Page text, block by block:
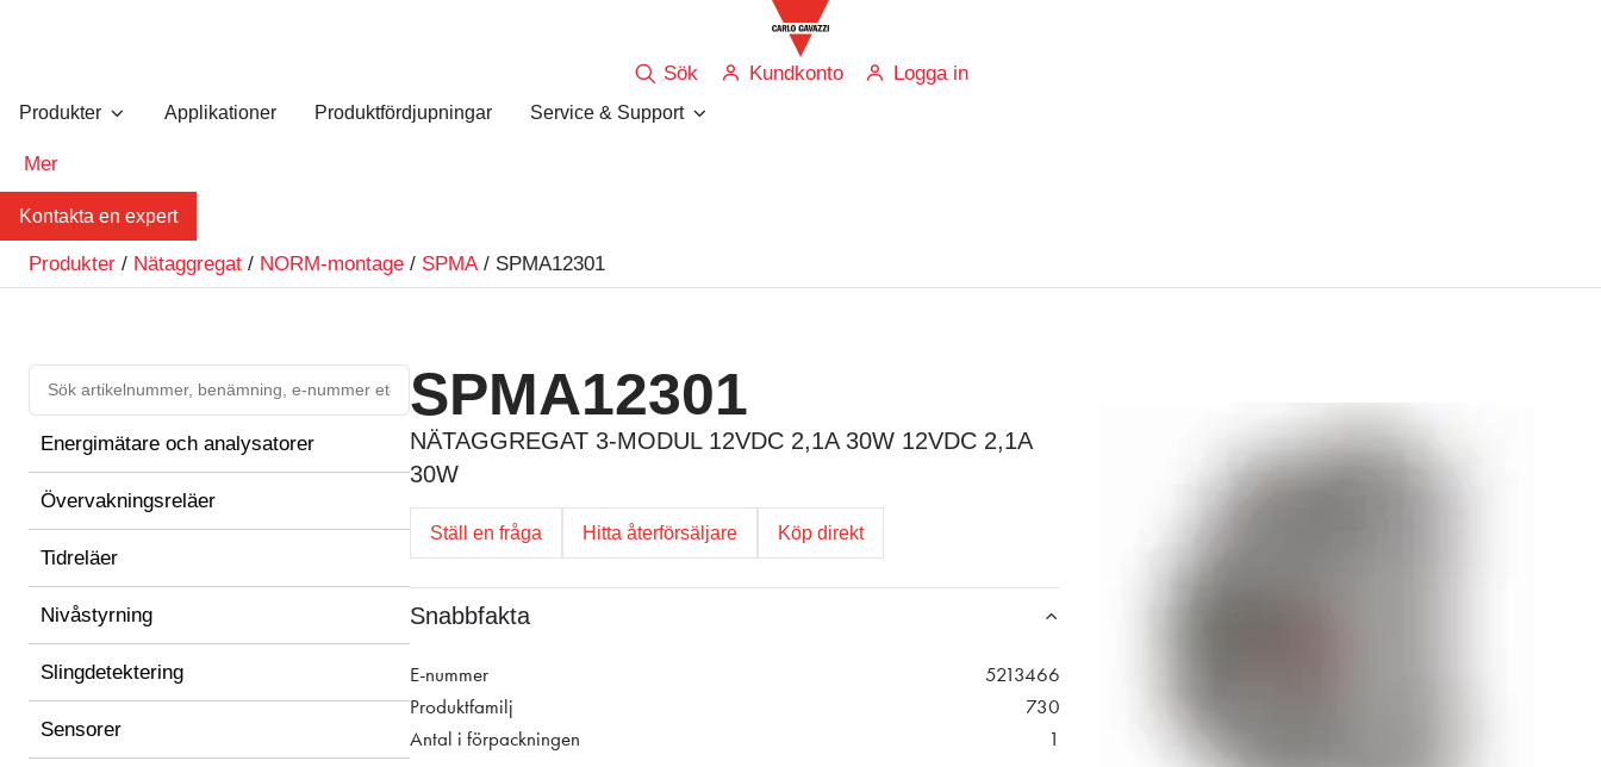
Sök Kundkonto Logga in
Produkter Applikationer Produktfördjupningar Service & Support
Mer
Kontakta en expert
Produkter / Nätaggregat / NORM-montage / SPMA/ SPMA12301
Energimätare och analysatorer
Övervakningsreläer
Tidreläer
Nivåstyrning
Slingdetektering
Sensorer
SPMA12301
NÄTAGGREGAT 3-MODUL 12VDC 2,1A 30W 12VDC 2,1A
30W
Ställ en fråga Hitta återförsäljare Köp direkt
Snabbfakta
E-nummer
5213466
Produktfamilj
730
Antal i förpackningen
1